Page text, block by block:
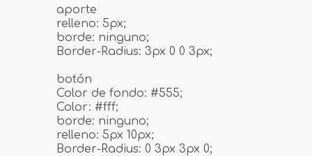
aporte
relleno: 5px;
borde: ninguno;
Border-Radius: 3px 0 0 3px;
botón
Color de fondo: #555;
Color: #fff;
borde: ninguno;
relleno: 5px 10px;
Border-Radius: 0 3px 3px 0;